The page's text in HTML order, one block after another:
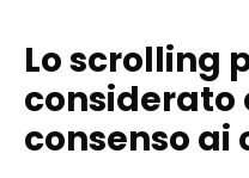
Lo scrolling
considerato
consenso ai